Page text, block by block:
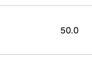
50.0